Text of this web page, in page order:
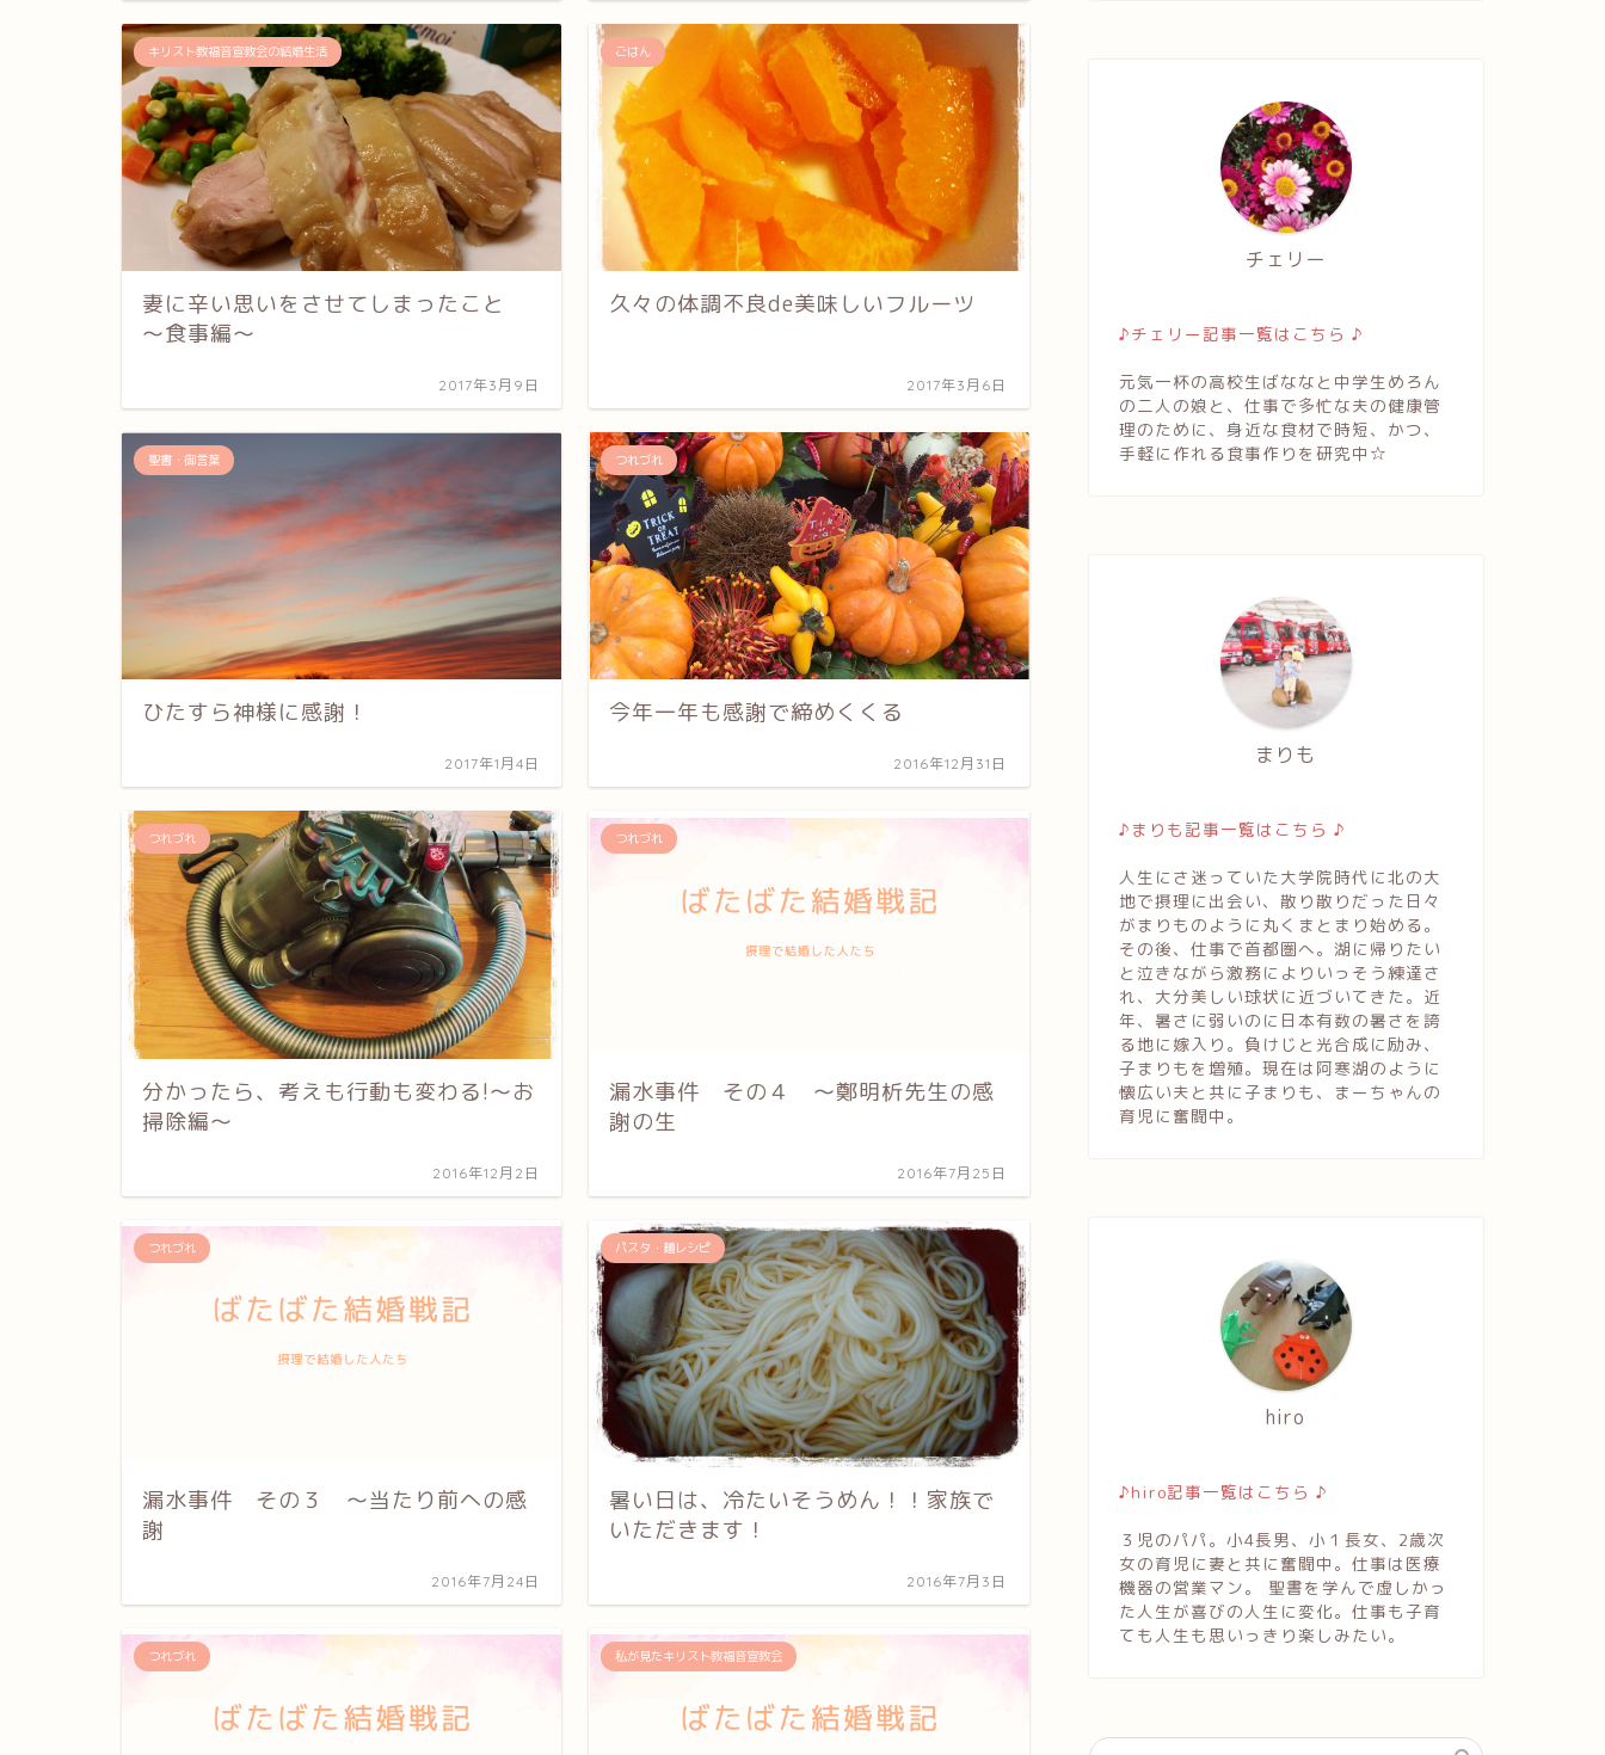
キリスト教福音宣教会の結婚生活
妻に辛い思いをさせてしまったこと
～食事編～
2017年3月9日
ごはん
久々の体調不良de美味しいフルーツ
2017年3月6日
聖書・御言葉
ひたすら神様に感謝！
2017年1月4日
つれづれ
今年一年も感謝で締めくくる
2016年12月31日
つれづれ
分かったら、考えも行動も変わる!〜お
掃除編〜
2016年12月2日
つれづれ
漏水事件 その４ 〜鄭明析先生の感
謝の生
2016年7月25日
つれづれ
漏水事件 その３ 〜当たり前への感
謝
2016年7月24日
パスタ・麺レシピ
暑い日は、冷たいそうめん！！家族で
いただきます！
2016年7月3日
つれづれ 私が見たキリスト教福音宣教会
チェリー
♪チェリー記事一覧はこちら ♪
元気一杯の高校生ばななと中学生めろん
の二人の娘と、仕事で多忙な夫の健康管
理のために、身近な食材で時短、かつ、
手軽に作れる食事作りを研究中☆
まりも
♪まりも記事一覧はこちら ♪
人生にさ迷っていた大学院時代に北の大
地で摂理に出会い、散り散りだった日々
がまりものように丸くまとまり始める。
その後、仕事で首都圏へ。湖に帰りたい
と泣きながら激務によりいっそう練達さ
れ、大分美しい球状に近づいてきた。近
年、暑さに弱いのに日本有数の暑さを誇
る地に嫁入り。負けじと光合成に励み、
子まりもを増殖。現在は阿寒湖のように
懐広い夫と共に子まりも、まーちゃんの
育児に奮闘中。
hiro
♪hiro記事一覧はこちら ♪
３児のパパ。小4長男、小１長女、2歳次
女の育児に妻と共に奮闘中。仕事は医療
機器の営業マン。 聖書を学んで虚しかっ
た人生が喜びの人生に変化。仕事も子育
ても人生も思いっきり楽しみたい。